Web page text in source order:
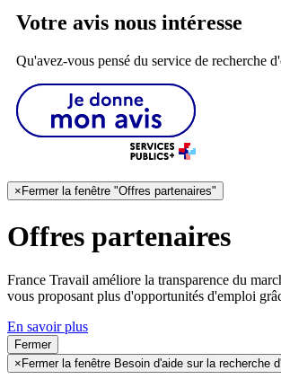
Votre avis nous intéresse
Qu'avez-vous pensé du service de recherche
× Fermer la fenêtre "Offres partenaires"
Offres partenaires
France Travail améliore la transparence du
vous proposant plus d'opportunités d'emploi
En savoir plus
Fermer
× Fermer la fenêtre Besoin d'aide sur la recherche